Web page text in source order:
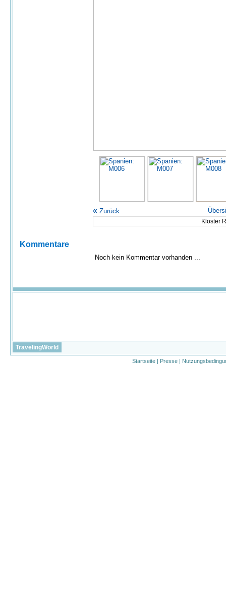
« Zurück
Kloster
Kommentare
Noch kein Kommentar vorhanden ...
TravelingWorld
Startseite | Presse |